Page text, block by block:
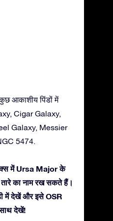
आकाशीय पिंडों में
Cigar Galaxy,
Galaxy, Messier
5474.
में Ursa Major के
का नाम रख सकते हैं।
में देखें और इसे OSR
देखें!